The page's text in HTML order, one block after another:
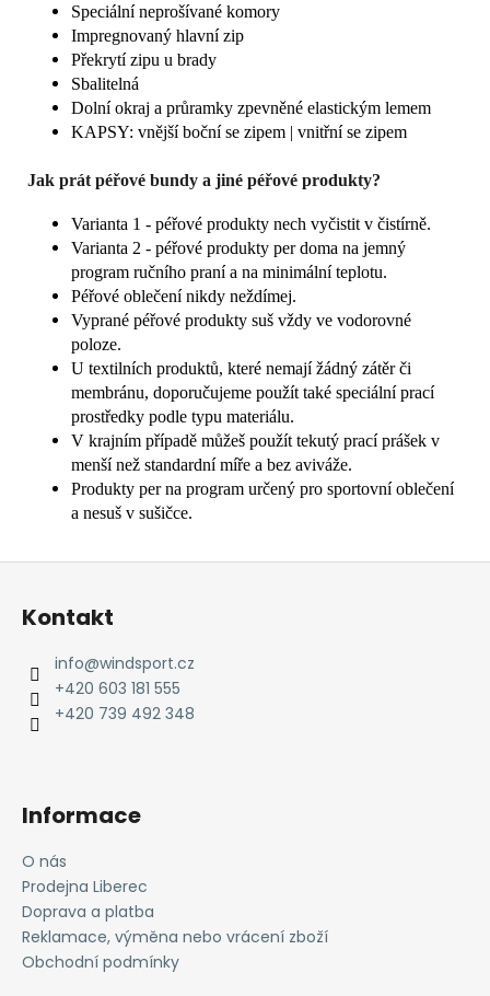
Speciální neprošívané komory
Impregnovaný hlavní zip
Překrytí zipu u brady
Sbalitelná
Dolní okraj a průramky zpevněné elastickým lemem
KAPSY: vnější boční se zipem | vnitřní se zipem
Jak prát péřové bundy a jiné péřové produkty?
Varianta 1 - péřové produkty nech vyčistit v čistírně.
Varianta 2 - péřové produkty per doma na jemný
program ručního praní a na minimální teplotu.
Péřové oblečení nikdy neždímej.
Vyprané péřové produkty suš vždy ve vodorovné
poloze.
U textilních produktů, které nemají žádný zátěr či
membránu, doporučujeme použít také speciální prací
prostředky podle typu materiálu.
V krajním případě můžeš použít tekutý prací prášek v
menší než standardní míře a bez aviváže.
Produkty per na program určený pro sportovní oblečení
a nesuš v sušičce.
Z
Kontakt
info@windsport.cz
+420 603 181 555
+420 739 492 348
Informace
O nás
Prodejna Liberec
Doprava a platba
Reklamace, výměna nebo vrácení zboží
Obchodní podmínky